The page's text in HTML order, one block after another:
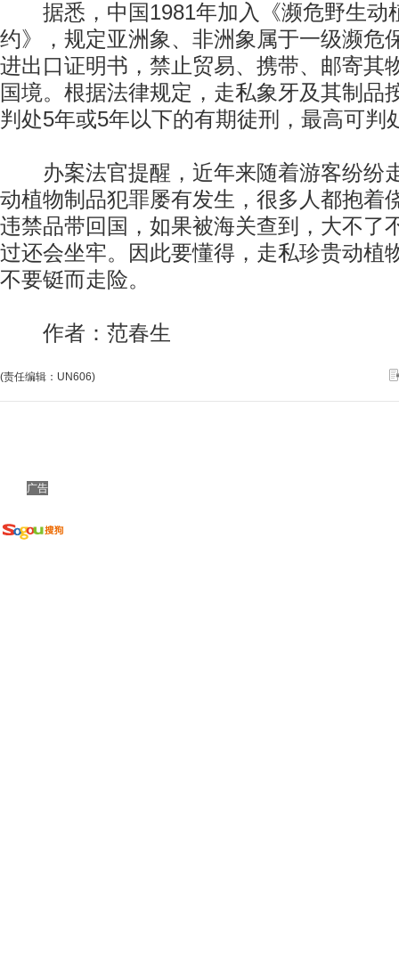
据悉，中国1981年加入《濒危野生动
约》，规定亚洲象、非洲象属于一级濒危
进出口证明书，禁止贸易、携带、邮寄其
国境。根据法律规定，走私象牙及其制品
判处5年或5年以下的有期徒刑，最高可判
办案法官提醒，近年来随着游客纷纷
动植物制品犯罪屡有发生，很多人都抱着
违禁品带回国，如果被海关查到，大不了
过还会坐牢。因此要懂得，走私珍贵动植
不要铤而走险。
作者：范春生
(责任编辑：UN606)
广告